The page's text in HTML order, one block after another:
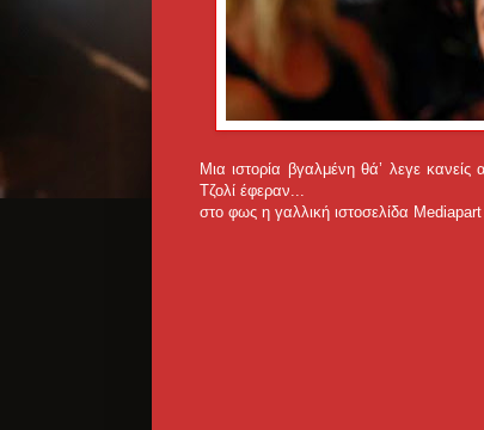
Μια ιστορία βγαλμένη θά’ λεγε κανείς
Τζολί έφεραν...
στο φως η γαλλική ιστοσελίδα Mediapart